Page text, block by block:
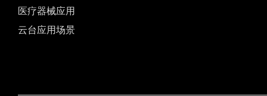
医疗器械应用
云台应用场景